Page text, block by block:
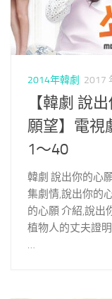
2014年韓劇 2017
【韓劇 說
願望】電視
1～40
韓劇 說出你的心
集劇情,說出你的
的心願 介紹,說出
植物人的丈夫證
…